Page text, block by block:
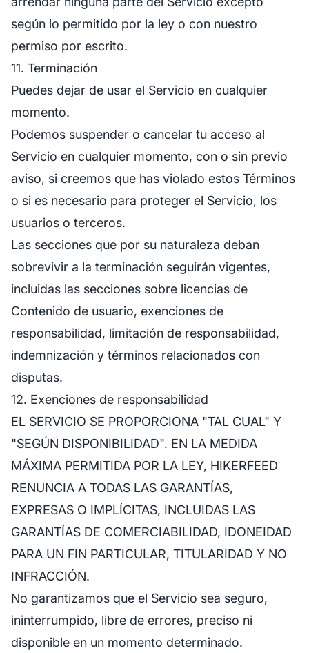
según lo permitido por la ley o con nuestro
permiso por escrito.
11. Terminación
Puedes dejar de usar el Servicio en cualquier
momento.
Podemos suspender o cancelar tu acceso al
Servicio en cualquier momento, con o sin previo
aviso, si creemos que has violado estos Términos
o si es necesario para proteger el Servicio, los
usuarios o terceros.
Las secciones que por su naturaleza deban
sobrevivir a la terminación seguirán vigentes,
incluidas las secciones sobre licencias de
Contenido de usuario, exenciones de
responsabilidad, limitación de responsabilidad,
indemnización y términos relacionados con
disputas.
12. Exenciones de responsabilidad
EL SERVICIO SE PROPORCIONA "TAL CUAL" Y
"SEGÚN DISPONIBILIDAD". EN LA MEDIDA
MÁXIMA PERMITIDA POR LA LEY, HIKERFEED
RENUNCIA A TODAS LAS GARANTÍAS,
EXPRESAS O IMPLÍCITAS, INCLUIDAS LAS
GARANTÍAS DE COMERCIABILIDAD, IDONEIDAD
PARA UN FIN PARTICULAR, TITULARIDAD Y NO
INFRACCIÓN.
No garantizamos que el Servicio sea seguro,
ininterrumpido, libre de errores, preciso ni
disponible en un momento determinado.